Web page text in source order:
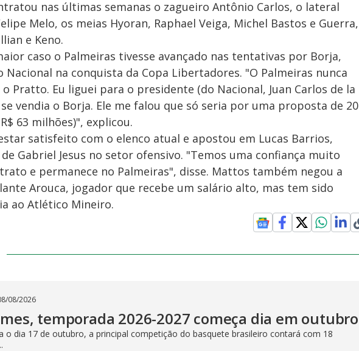
nas últimas semanas o zagueiro Antônio Carlos, o lateral
Melo, os meias Hyoran, Raphael Veiga, Michel Bastos e Guerra,
e Keno.
caso o Palmeiras tivesse avançado nas tentativas por Borja,
na conquista da Copa Libertadores. "O Palmeiras nunca
Pratto. Eu liguei para o presidente (do Nacional, Juan Carlos de la
vendia o Borja. Ele me falou que só seria por uma proposta de 20
63 milhões)", explicou.
satisfeito com o elenco atual e apostou em Lucas Barrios,
Gabriel Jesus no setor ofensivo. "Temos uma confiança muito
e permanece no Palmeiras", disse. Mattos também negou a
Arouca, jogador que recebe um salário alto, mas tem sido
ao Atlético Mineiro.
08/2026
temporada 2026-2027 começa dia em outubro
o dia 17 de outubro, a principal competição do basquete brasileiro contará com 18